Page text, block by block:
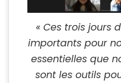
« Ces trois jours
importants pour
essentielles que
sont les outils